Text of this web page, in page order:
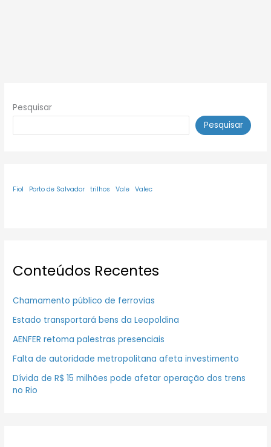
Pesquisar
Pesquisar
Fiol Porto de Salvador trilhos Vale Valec
Conteúdos Recentes
Chamamento público de ferrovias
Estado transportará bens da Leopoldina
AENFER retoma palestras presenciais
Falta de autoridade metropolitana afeta investimento
Dívida de R$ 15 milhões pode afetar operação dos trens
no Rio